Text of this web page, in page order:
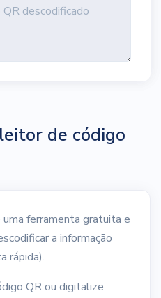
de código
ferramenta gratuita e
a informação
rápida).
QR ou digitalize